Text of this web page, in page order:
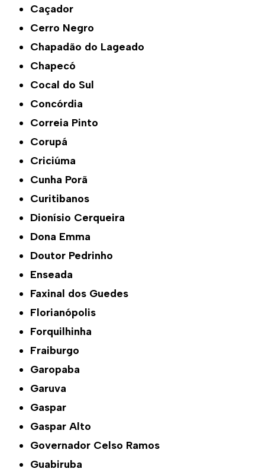
Caçador
Cerro Negro
Chapadão do Lageado
Chapecó
Cocal do Sul
Concórdia
Correia Pinto
Corupá
Criciúma
Cunha Porã
Curitibanos
Dionísio Cerqueira
Dona Emma
Doutor Pedrinho
Enseada
Faxinal dos Guedes
Florianópolis
Forquilhinha
Fraiburgo
Garopaba
Garuva
Gaspar
Gaspar Alto
Governador Celso Ramos
Guabiruba